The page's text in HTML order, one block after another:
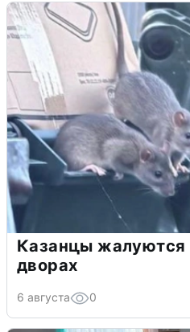
Казанцы жалуются
дворах
6 августа 0